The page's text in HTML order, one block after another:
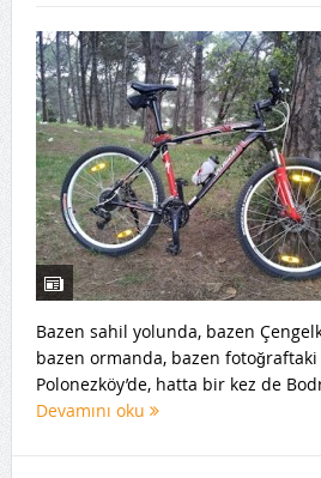
Bazen sahil yolunda, bazen
bazen ormanda, bazen fotoğraftaki
Polonezköy’de, hatta bir kez de
Devamını oku